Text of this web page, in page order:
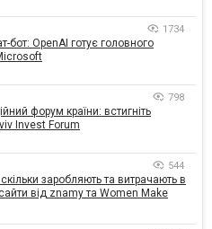
1734
бот: OpenAI готує головного
798
форум країни: встигніть
Invest Forum
544
заробляють та витрачають в
від znamy та Women Make